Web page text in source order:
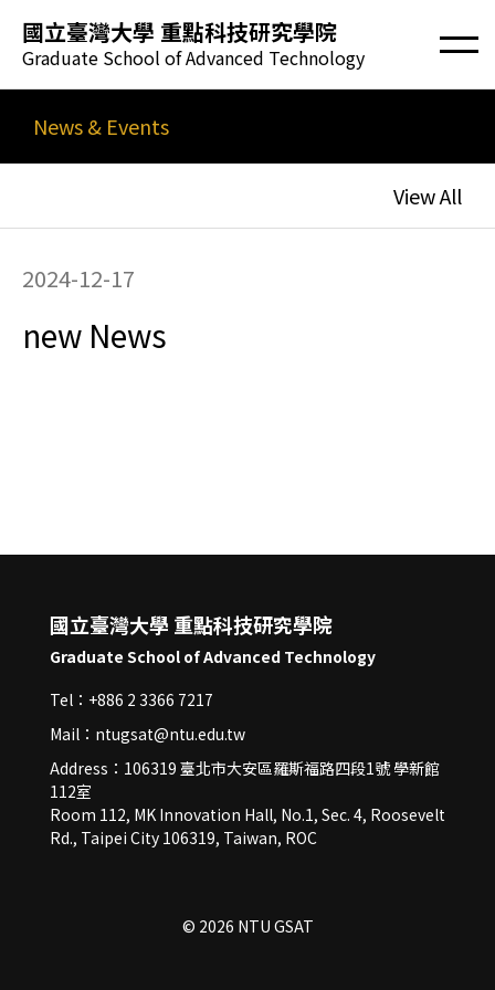
國立臺灣大學 重點科技研究學院
Graduate School of Advanced Technology
News & Events
View All
2024-12-17
new News
國立臺灣大學 重點科技研究學院
Graduate School of Advanced Technology
Tel：+886 2 3366 7217
Mail：ntugsat@ntu.edu.tw
Address：106319 臺北市大安區羅斯福路四段1號 學新館
112室
Room 112, MK Innovation Hall, No.1, Sec. 4, Roosevelt
Rd., Taipei City 106319, Taiwan, ROC
© 2026 NTU GSAT